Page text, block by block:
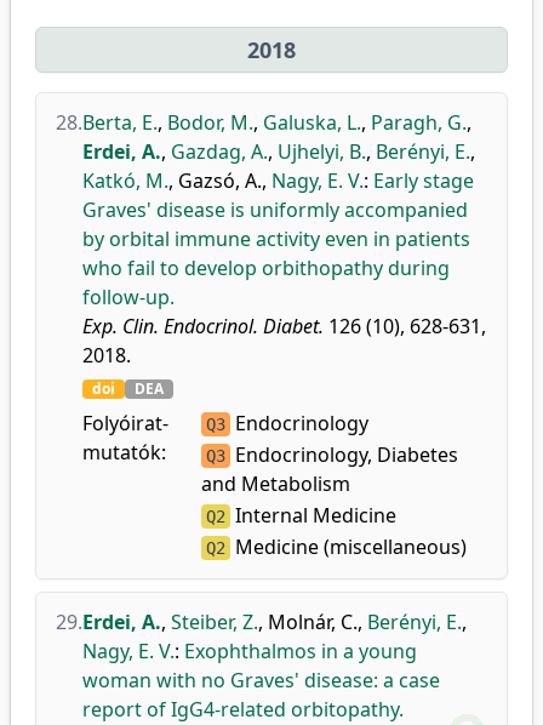
2018
28.Berta, E., Bodor, M., Galuska, L., Paragh, G.,
Erdei, A., Gazdag, A., Ujhelyi, B., Berényi, E.,
Katkó, M., Gazsó, A., Nagy, E. V.: Early stage
Graves' disease is uniformly accompanied
by orbital immune activity even in patients
who fail to develop orbithopathy during
follow-up.
Exp. Clin. Endocrinol. Diabet. 126 (10), 628-631,
2018.
doi DEA
Folyóirat-
mutatók:
Q3 Endocrinology
Q3 Endocrinology, Diabetes
and Metabolism
Q2 Internal Medicine
Q2 Medicine (miscellaneous)
29.Erdei, A., Steiber, Z., Molnár, C., Berényi, E.,
Nagy, E. V.: Exophthalmos in a young
woman with no Graves' disease: a case
report of IgG4-related orbitopathy.